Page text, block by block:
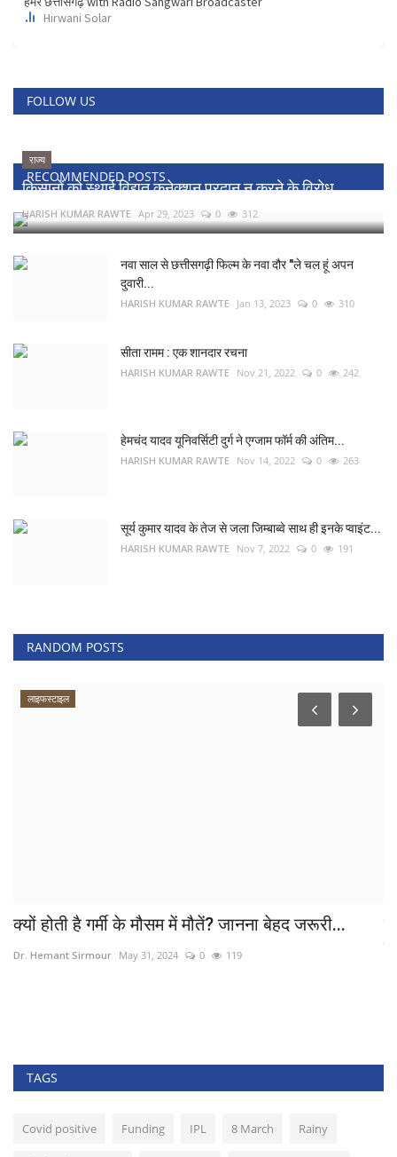
FOLLOW US
RECOMMENDED POSTS
राज्य
किसानों को स्थाई विद्युत कनेक्शन प्रदान न करने के विरोध...
HARISH KUMAR RAWTE Apr 29, 2023 0 312
नवा साल से छत्तीसगढ़ी फिल्म के नवा दौर "ले चल हूं अपन
दुवारी...
HARISH KUMAR RAWTE Jan 13, 2023 0 310
सीता रामम : एक शानदार रचना
HARISH KUMAR RAWTE Nov 21, 2022 0 242
हेमचंद यादव यूनिवर्सिटी दुर्ग ने एग्जाम फॉर्म की अंतिम...
HARISH KUMAR RAWTE Nov 14, 2022 0 263
सूर्य कुमार यादव के तेज से जला जिम्बाब्वे साथ ही इनके प्वाइंट...
HARISH KUMAR RAWTE Nov 7, 2022 0 191
RANDOM POSTS
लाइफस्टाइल
क्यों होती है गर्मी के मौसम में मौतें? जानना बेहद जरूरी...
Dr. Hemant Sirmour May 31, 2024 0 119
TAGS
Covid positive Funding IPL 8 March Rainy